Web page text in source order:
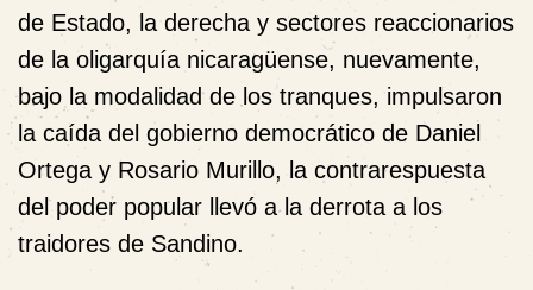
de Estado, la derecha y sectores reaccionarios
de la oligarquía nicaragüense, nuevamente,
bajo la modalidad de los tranques, impulsaron
la caída del gobierno democrático de Daniel
Ortega y Rosario Murillo, la contrarespuesta
del poder popular llevó a la derrota a los
traidores de Sandino.